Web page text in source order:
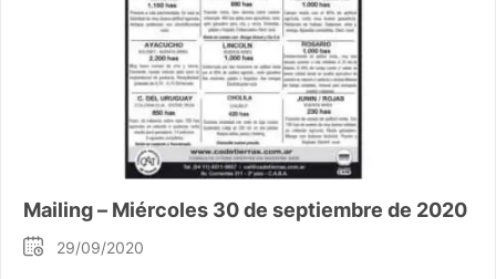
Mailing – Miércoles 30 de septiembre de 2020
29/09/2020